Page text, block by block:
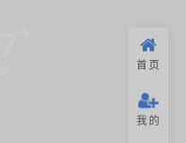
首页
我的